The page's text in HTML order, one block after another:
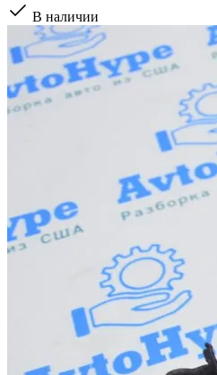
В наличии